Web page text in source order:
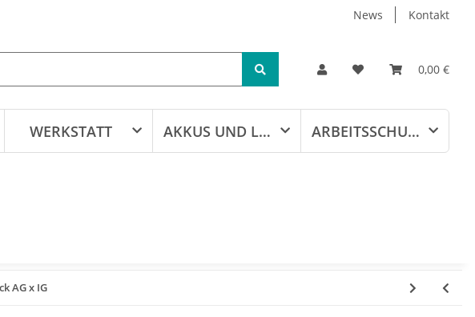
News Kontakt
0,00 €
WERKSTATT AKKUS UND LADEGERÄTE ARBEITSSCHUTZ
AG x IG